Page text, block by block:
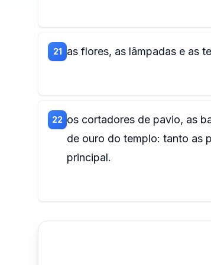
21 as flores, as lâmpadas e as
22 os cortadores de pavio, as
de ouro do templo: tanto as
principal.